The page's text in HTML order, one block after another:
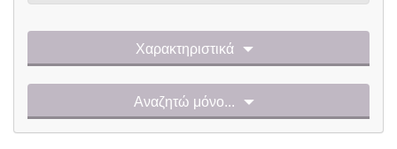
Χαρακτηριστικά
Αναζητώ μόνο...